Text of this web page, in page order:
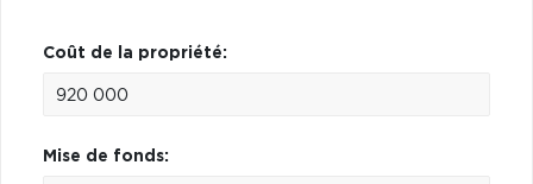
Coût de la propriété:
Mise de fonds: